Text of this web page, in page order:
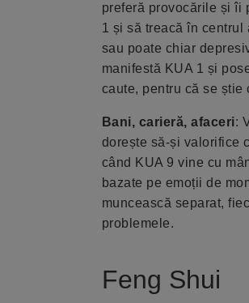
preferă provocările și îi
1 și să treacă în
sau poate chiar
manifestă KUA 1 și
caute, pentru că se știe
Bani, carieră, afaceri:
dorește să-și valorifice
când KUA 9 vine cu
bazate pe emoții de
muncească separat,
problemele.
Feng Shui